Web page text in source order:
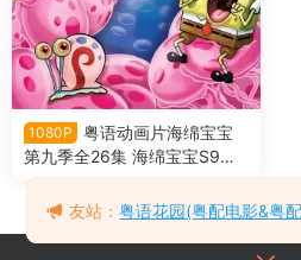
1080P
粤语动画片海绵宝宝
第九季全26集 海绵宝宝S9粤
语版
友站：粤语花园(粤配电影&粤